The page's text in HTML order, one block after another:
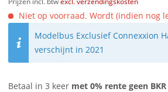
Niet op voorraad. Wordt (indien nog
Modelbus Exclusief Connexxion
verschijnt in 2021
Betaal in 3 keer met 0% rente geen